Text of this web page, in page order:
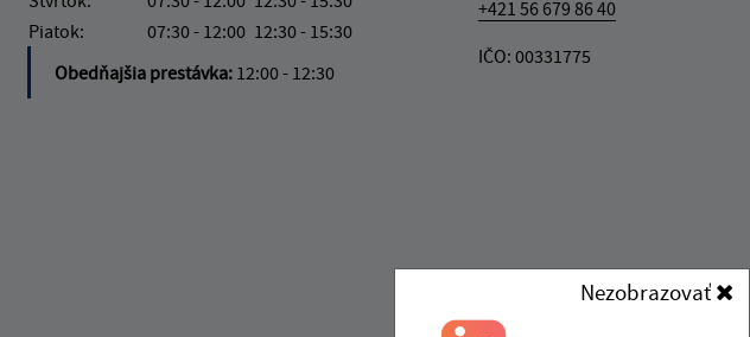
Nezobrazovať
Piatok:
07:30 - 12:00 12:30 - 15:30
Obedňajšia prestávka: 12:00 - 12:30
+421 56 679 86 40
IČO: 00331775